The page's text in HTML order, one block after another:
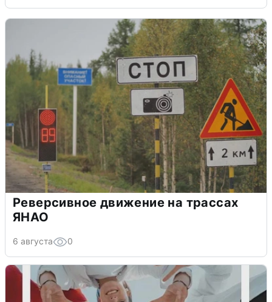
Реверсивное движение на трассах
ЯНАО
6 августа 0